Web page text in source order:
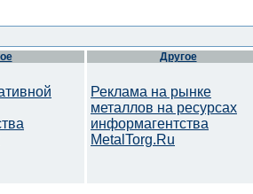
Другое
Реклама на рынке
металлов на ресурсах
информагентства
MetalTorg.Ru